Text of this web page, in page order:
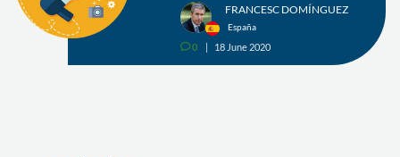
FRANCESC DOMÍNGUEZ
España
v0 18 June 2020